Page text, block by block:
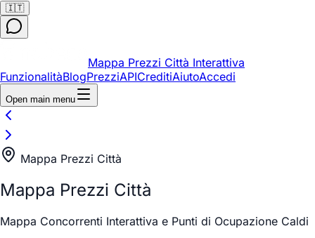
🇮🇹
Mappa Prezzi Città Interattiva
FunzionalitàBlogPrezziAPICreditiAiutoAccedi
Open main menu
Mappa Prezzi Città
Mappa Prezzi Città
Mappa Concorrenti Interattiva e Punti di Ocupazione Caldi